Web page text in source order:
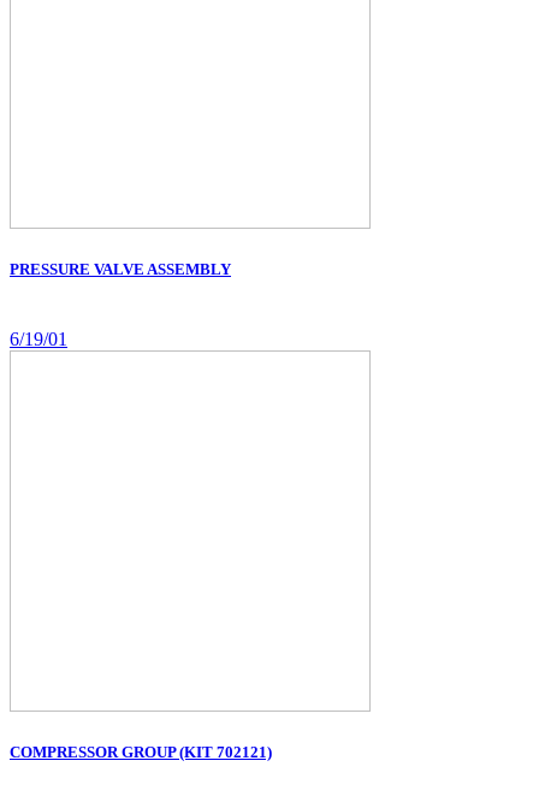
PRESSURE VALVE ASSEMBLY
6/19/01
COMPRESSOR GROUP (KIT 702121)